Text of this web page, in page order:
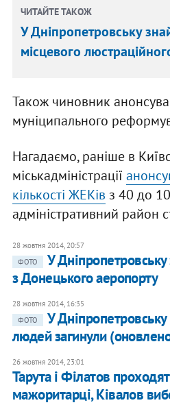
ЧИТАЙТЕ ТАКОЖ
У Дніпропетровську
місцевого
Також чиновник
муніципального
Нагадаємо, раніше в
міськадміністрації
кількості ЖЕКів з 40 до
адміністративний район
28 жовтня 2014, 20:57
ФОТО
У Дніпропетровську
з Донецького аеропорту
28 жовтня 2014, 16:35
ФОТО
У
людей загинули
26 жовтня 2014, 23:01
Тарута і Філатов
мажоритарці, Ківалов